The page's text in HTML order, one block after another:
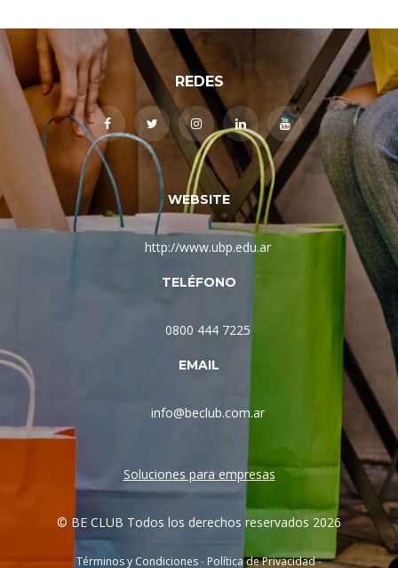
REDES
WEBSITE
http://www.ubp.edu.ar
TELÉFONO
0800 444 7225
EMAIL
info@beclub.com.ar
Soluciones para empresas
© BE CLUB Todos los derechos reservados 2026
Términos y Condiciones- Política de Privacidad-